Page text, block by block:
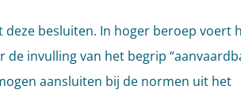
besluiten. In hoger beroep voert
de invulling van het begrip
aansluiten bij de normen uit het